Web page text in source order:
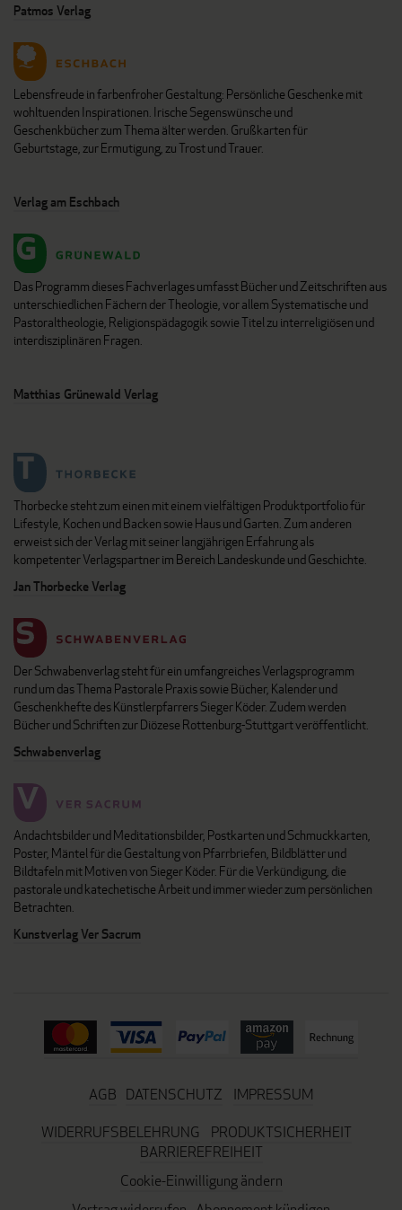
Patmos Verlag
Lebensfreude in farbenfroher Gestaltung: Persönliche Geschenke mit
wohltuenden Inspirationen. Irische Segenswünsche und
Geschenkbücher zum Thema älter werden. Grußkarten für
Geburtstage, zur Ermutigung, zu Trost und Trauer.
Verlag am Eschbach
Das Programm dieses Fachverlages umfasst Bücher und Zeitschriften aus
unterschiedlichen Fächern der Theologie, vor allem Systematische und
Pastoraltheologie, Religionspädagogik sowie Titel zu interreligiösen und
interdisziplinären Fragen.
Matthias Grünewald Verlag
Thorbecke steht zum einen mit einem vielfältigen Produktportfolio für
Lifestyle, Kochen und Backen sowie Haus und Garten. Zum anderen
erweist sich der Verlag mit seiner langjährigen Erfahrung als
kompetenter Verlagspartner im Bereich Landeskunde und Geschichte.
Jan Thorbecke Verlag
Der Schwabenverlag steht für ein umfangreiches Verlagsprogramm
rund um das Thema Pastorale Praxis sowie Bücher, Kalender und
Geschenkhefte des Künstlerpfarrers Sieger Köder. Zudem werden
Bücher und Schriften zur Diözese Rottenburg-Stuttgart veröffentlicht.
Schwabenverlag
Andachtsbilder und Meditationsbilder, Postkarten und Schmuckkarten,
Poster, Mäntel für die Gestaltung von Pfarrbriefen, Bildblätter und
Bildtafeln mit Motiven von Sieger Köder. Für die Verkündigung, die
pastorale und katechetische Arbeit und immer wieder zum persönlichen
Betrachten.
Kunstverlag Ver Sacrum
AGB DATENSCHUTZ
IMPRESSUM
WIDERRUFSBELEHRUNG
PRODUKTSICHERHEIT
BARRIEREFREIHEIT
Cookie-Einwilligung ändern